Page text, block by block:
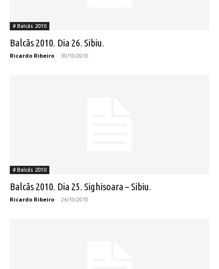
# Balcãs 2010
Balcãs 2010. Dia 26. Sibiu.
Ricardo Ribeiro - 30/10/2010
# Balcãs 2010
Balcãs 2010. Dia 25. Sighisoara – Sibiu.
Ricardo Ribeiro - 26/10/2010